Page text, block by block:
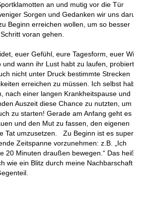
an und mutig vor die Tür
Sorgen und Gedanken wir uns darum
Beginn erreichen wollen, um so besser
voran gehen.
euer Gefühl, eure Tagesform, euer Wille,
und wann ihr Lust habt zu laufen, probiert
nicht unter Druck bestimmte Strecken
erreichen zu müssen. Ich selbst habe
nach einer langen Krankheitspause und
Auszeit diese Chance zu nutzten, um
zu starten! Gerade am Anfang geht es
und den Mut zu fassen, den eigenen
Tat umzusetzen. Zu Beginn ist es super
Zeitspanne vorzunehmen: z.B. „Ich
20 Minuten draußen bewegen.“ Das heißt
wie ein Blitz durch meine Nachbarschaft